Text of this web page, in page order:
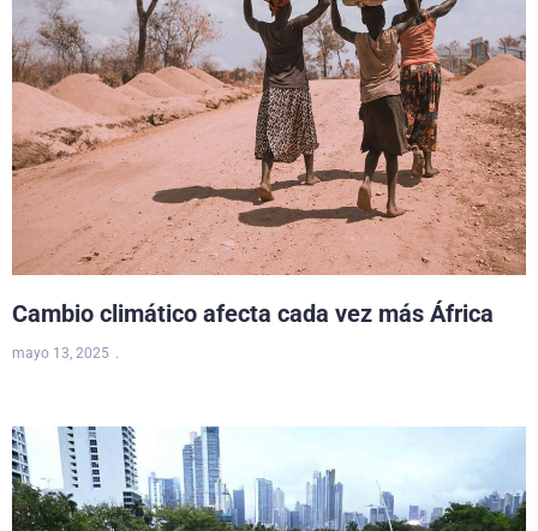
Cambio climático afecta cada vez más África
mayo 13, 2025